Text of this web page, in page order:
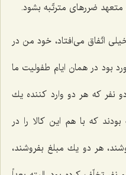
ضررهای مترتّبه بشود.
اتّفاق می‌افتاد، خود من در
بود در همان ایام طفولیت ما
نفر كه هر دو وارد كننده یك
كه با هم این كالا را در
هر دو یك مبلغ بفروشند،